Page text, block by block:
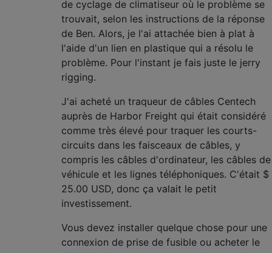
de cyclage de climatiseur où le problème se
trouvait, selon les instructions de la réponse
de Ben. Alors, je l'ai attachée bien à plat à
l'aide d'un lien en plastique qui a résolu le
problème. Pour l'instant je fais juste le jerry
rigging.
J'ai acheté un traqueur de câbles Centech
auprès de Harbor Freight qui était considéré
comme très élevé pour traquer les courts-
circuits dans les faisceaux de câbles, y
compris les câbles d'ordinateur, les câbles de
véhicule et les lignes téléphoniques. C'était $
25.00 USD, donc ça valait le petit
investissement.
Vous devez installer quelque chose pour une
connexion de prise de fusible ou acheter le